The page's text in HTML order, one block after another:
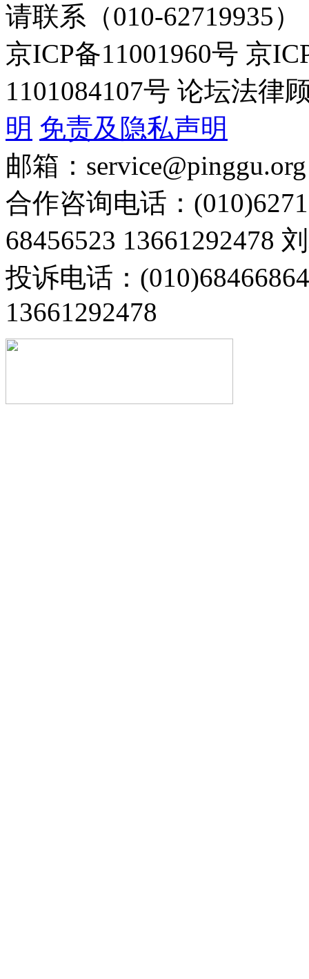
请联系（010-62719935）
京ICP备11001960号 京
1101084107号 论坛法律
明 免责及隐私声明
邮箱：service@pinggu.org
合作咨询电话：
68456523 13661292478
投诉电话：
13661292478